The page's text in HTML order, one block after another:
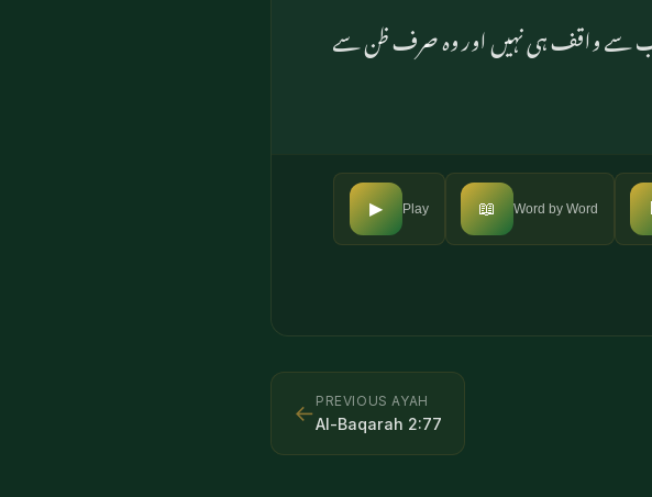
سے واقف ہی نہیں اور وہ صرف ظن سے
▶ Play 📖 Word by Word
← PREVIOUS AYAH
Al-Baqarah 2:77